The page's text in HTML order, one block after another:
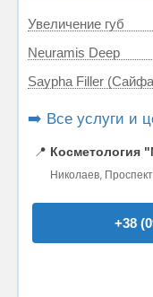
Увеличение губ
Neuramis Deep
Saypha Filler
➡️ Все услуги и
📍 Косметология
Николаев,
+38